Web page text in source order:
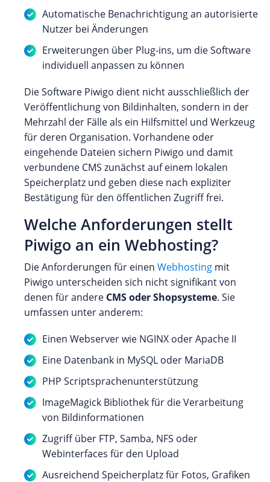
Automatische Benachrichtigung an autorisierte
Nutzer bei Änderungen
Erweiterungen über Plug-ins, um die Software
individuell anpassen zu können
Die Software Piwigo dient nicht ausschließlich der
Veröffentlichung von Bildinhalten, sondern in der
Mehrzahl der Fälle als ein Hilfsmittel und Werkzeug
für deren Organisation. Vorhandene oder
eingehende Dateien sichern Piwigo und damit
verbundene CMS zunächst auf einem lokalen
Speicherplatz und geben diese nach expliziter
Bestätigung für den öffentlichen Zugriff frei.
Welche Anforderungen stellt
Piwigo an ein Webhosting?
Die Anforderungen für einen Webhosting mit
Piwigo unterscheiden sich nicht signifikant von
denen für andere CMS oder Shopsysteme. Sie
umfassen unter anderem:
Einen Webserver wie NGINX oder Apache II
Eine Datenbank in MySQL oder MariaDB
PHP Scriptsprachenunterstützung
ImageMagick Bibliothek für die Verarbeitung
von Bildinformationen
Zugriff über FTP, Samba, NFS oder
Webinterfaces für den Upload
Ausreichend Speicherplatz für Fotos, Grafiken